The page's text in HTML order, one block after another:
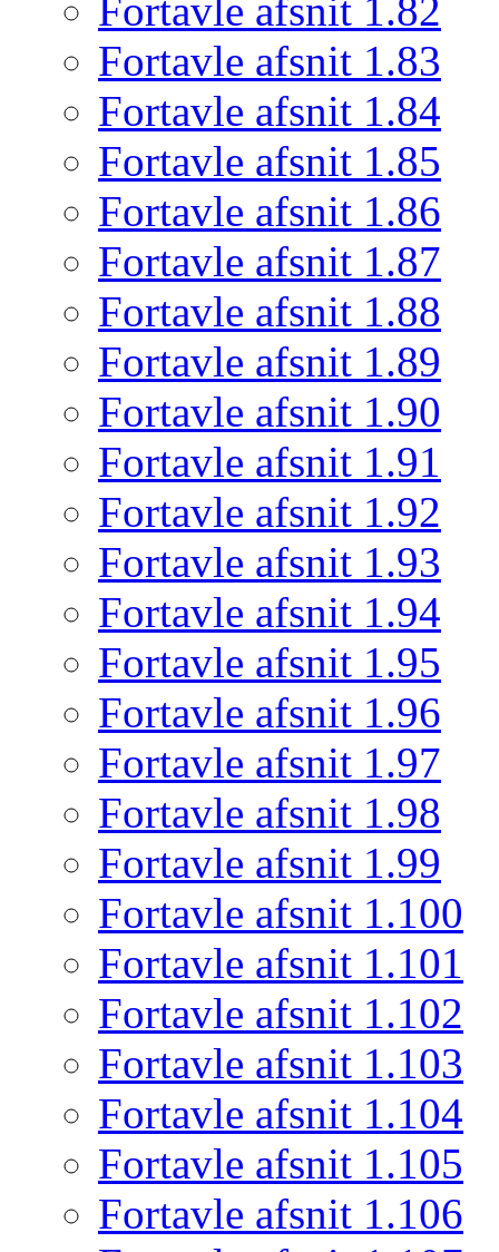
Fortavle afsnit 1.82
Fortavle afsnit 1.83
Fortavle afsnit 1.84
Fortavle afsnit 1.85
Fortavle afsnit 1.86
Fortavle afsnit 1.87
Fortavle afsnit 1.88
Fortavle afsnit 1.89
Fortavle afsnit 1.90
Fortavle afsnit 1.91
Fortavle afsnit 1.92
Fortavle afsnit 1.93
Fortavle afsnit 1.94
Fortavle afsnit 1.95
Fortavle afsnit 1.96
Fortavle afsnit 1.97
Fortavle afsnit 1.98
Fortavle afsnit 1.99
Fortavle afsnit 1.100
Fortavle afsnit 1.101
Fortavle afsnit 1.102
Fortavle afsnit 1.103
Fortavle afsnit 1.104
Fortavle afsnit 1.105
Fortavle afsnit 1.106